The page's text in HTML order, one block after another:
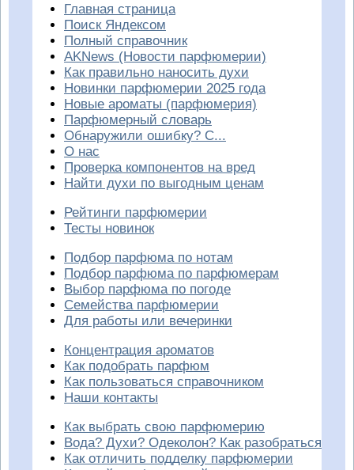
Главная страница
Поиск Яндексом
Полный справочник
AKNews (Новости парфюмерии)
Как правильно наносить духи
Новинки парфюмерии 2025 года
Новые ароматы (парфюмерия)
Парфюмерный словарь
Обнаружили ошибку? С...
О нас
Проверка компонентов на вред
Найти духи по выгодным ценам
Рейтинги парфюмерии
Тесты новинок
Подбор парфюма по нотам
Подбор парфюма по парфюмерам
Выбор парфюма по погоде
Семейства парфюмерии
Для работы или вечеринки
Концентрация ароматов
Как подобрать парфюм
Как пользоваться справочником
Наши контакты
Как выбрать свою парфюмерию
Вода? Духи? Одеколон? Как разобраться
Как отличить подделку парфюмерии